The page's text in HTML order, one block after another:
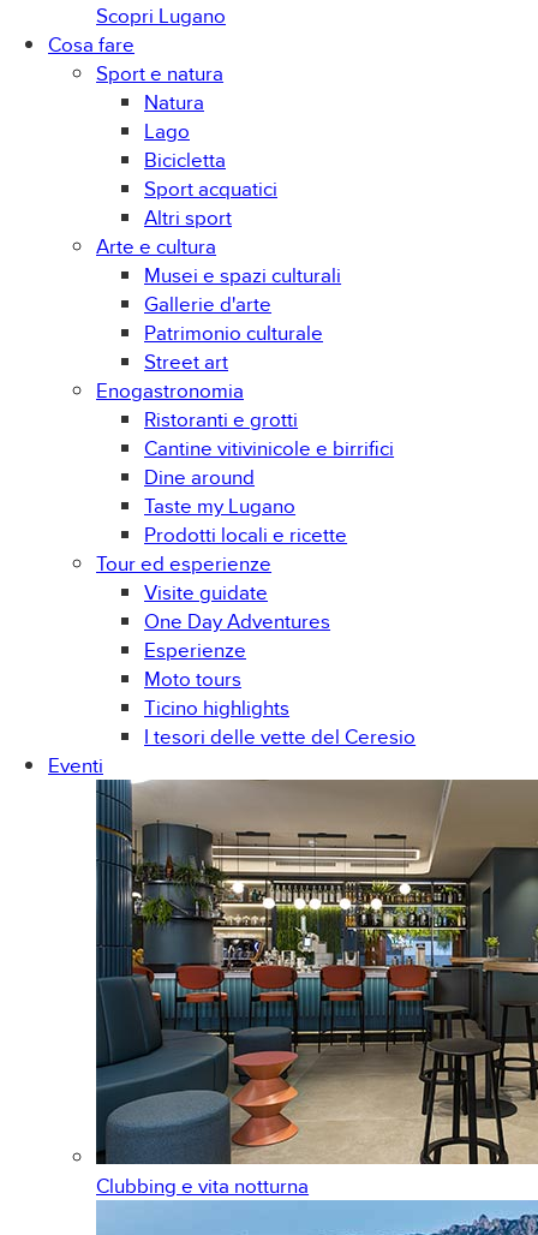
Scopri Lugano
Cosa fare
Sport e natura
Natura
Lago
Bicicletta
Sport acquatici
Altri sport
Arte e cultura
Musei e spazi culturali
Gallerie d'arte
Patrimonio culturale
Street art
Enogastronomia
Ristoranti e grotti
Cantine vitivinicole e birrifici
Dine around
Taste my Lugano
Prodotti locali e ricette
Tour ed esperienze
Visite guidate
One Day Adventures
Esperienze
Moto tours
Ticino highlights
I tesori delle vette del Ceresio
Eventi
Clubbing e vita notturna